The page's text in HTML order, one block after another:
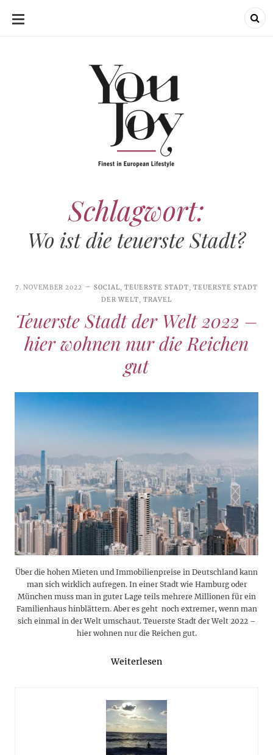
SKIP
Schlagwort:
Wo ist die teuerste Stadt?
7. NOVEMBER 2022 SOCIAL, TEUERSTE STADT,TEUERSTE STADT
DER WELT, TRAVEL
Teuerste Stadt der Welt 2022 –
hier wohnen nur die Reichen
gut
Über die hohen Mieten und Immobilienpreise in Deutschland kann
man sich wirklich aufregen. In einer Stadt wie Hamburg oder
München muss man in guter Lage teils mehrere Millionen für ein
Familienhaus hinblättern. Aber es geht noch extremer, wenn man
sich einmal in der Welt umschaut. Teuerste Stadt der Welt 2022 –
hier wohnen nur die Reichen gut.
Weiterlesen